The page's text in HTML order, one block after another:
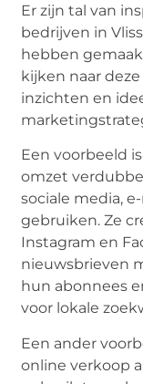
Er zijn tal van
bedrijven in
hebben
kijken naar
inzichten en
Een voorbeeld
omzet
sociale media,
gebruiken. Ze
Instagram en
nieuwsbrieven
hun abonnees
voor lokale
Een ander
online verkoop